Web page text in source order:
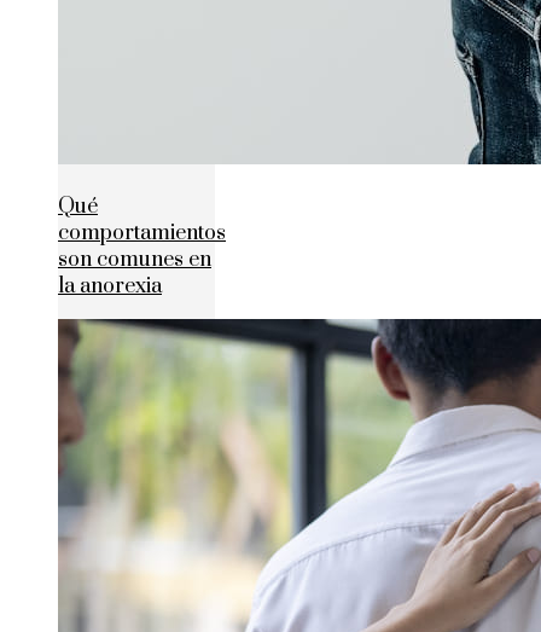
Qué
comportamientos
son comunes en
la anorexia